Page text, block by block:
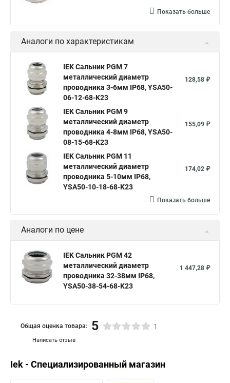
Показать больше
Аналоги по характеристикам
IEK Сальник PGM 7
металлический диаметр
проводника 3-6мм IP68, YSA50-
06-12-68-K23
128,58 ₽
IEK Сальник PGM 9
металлический диаметр
проводника 4-8мм IP68, YSA50-
08-15-68-K23
155,09 ₽
IEK Сальник PGM 11
металлический диаметр
проводника 5-10мм IP68,
YSA50-10-18-68-K23
174,02 ₽
Показать больше
Аналоги по цене
IEK Сальник PGM 42
металлический диаметр
проводника 32-38мм IP68,
YSA50-38-54-68-K23
1 447,28 ₽
Написать отзыв
Общая оценка товара: 5 1
Iek - Специализированный магазин